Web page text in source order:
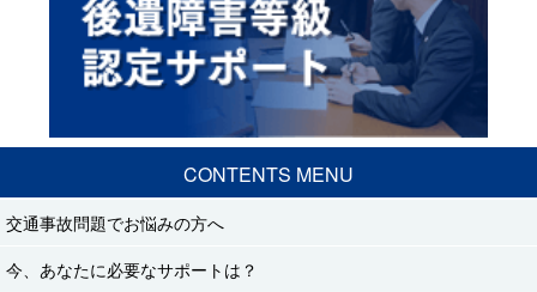
CONTENTS MENU
交通事故問題でお悩みの方へ
今、あなたに必要なサポートは？